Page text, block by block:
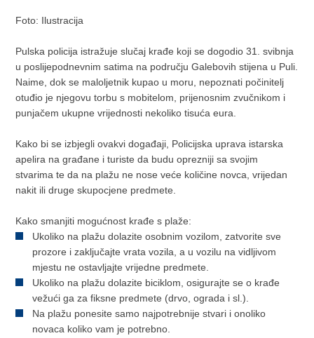
Foto: Ilustracija
Pulska policija istražuje slučaj krađe koji se dogodio 31. svibnja
u poslijepodnevnim satima na području Galebovih stijena u Puli.
Naime, dok se maloljetnik kupao u moru, nepoznati počinitelj
otuđio je njegovu torbu s mobitelom, prijenosnim zvučnikom i
punjačem ukupne vrijednosti nekoliko tisuća eura.
Kako bi se izbjegli ovakvi događaji, Policijska uprava istarska
apelira na građane i turiste da budu oprezniji sa svojim
stvarima te da na plažu ne nose veće količine novca, vrijedan
nakit ili druge skupocjene predmete.
Kako smanjiti mogućnost krađe s plaže:
Ukoliko na plažu dolazite osobnim vozilom, zatvorite sve
prozore i zaključajte vrata vozila, a u vozilu na vidljivom
mjestu ne ostavljajte vrijedne predmete.
Ukoliko na plažu dolazite biciklom, osigurajte se o krađe
vežući ga za fiksne predmete (drvo, ograda i sl.).
Na plažu ponesite samo najpotrebnije stvari i onoliko
novaca koliko vam je potrebno.